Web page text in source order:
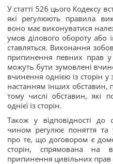
У статті 526 цього Кодексу
які регулюють правила
воно має виконуватися
умов ділового обороту
ставляться. Виконання
припинення певних прав у
можуть бути зумовлені
вчинення однією із сторін у
настанням інших обставин,
тому числі обставин, які
однієї із сторін.
Також у відповідності до
чином регулює поняття та
про те, що договором є
сторін, спрямована на
припинення цивільних прав